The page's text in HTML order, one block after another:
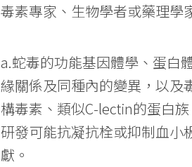
毒素專家、生物學者或藥理學
a.蛇毒的功能基因體學、蛋白
緣關係及同種內的變異，以及
構毒素、類似C-lectin的蛋白
研發可能抗凝抗栓或抑制血小
獻。